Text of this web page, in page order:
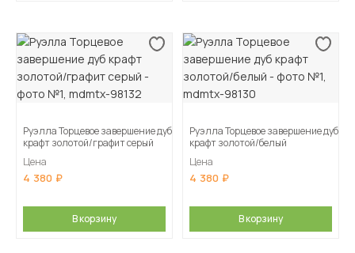
Руэлла Торцевое завершение дуб
крафт золотой/графит серый
Цена
4 380
В корзину
Руэлла Торцевое завершение дуб
крафт золотой/белый
Цена
4 380
В корзину